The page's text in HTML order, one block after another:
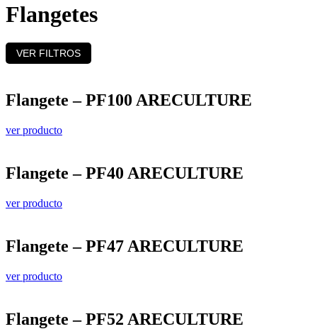
Flangetes
VER FILTROS
Flangete – PF100 ARECULTURE
ver producto
Flangete – PF40 ARECULTURE
ver producto
Flangete – PF47 ARECULTURE
ver producto
Flangete – PF52 ARECULTURE